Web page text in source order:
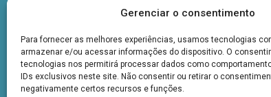
Gerenciar o consentimento
Para fornecer as melhores experiências, usamos tecnologias
armazenar e/ou acessar informações do dispositivo. O
tecnologias nos permitirá processar dados como
IDs exclusivos neste site. Não consentir ou retirar o
negativamente certos recursos e funções.
Horário de Atendimento:
9h às 12h | 13h às 16h